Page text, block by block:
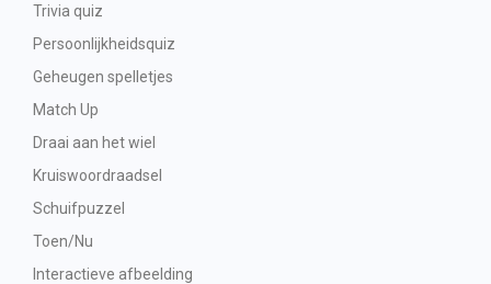
Trivia quiz
Persoonlijkheidsquiz
Geheugen spelletjes
Match Up
Draai aan het wiel
Kruiswoordraadsel
Schuifpuzzel
Toen/Nu
Interactieve afbeelding